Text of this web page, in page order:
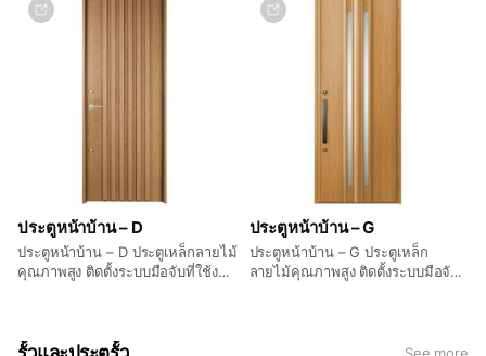
และผู้มาเยี่ยมเยือน
ประตูหน้าบ้าน – D
ประตูหน้าบ้าน – D ประตูเหล็กลายไม้
คุณภาพสูง ติดตั้งระบบมือจับที่ใช้งาน
ประตูหน้าบ้าน – G
ประตูหน้าบ้าน – G ประตูเหล็ก
ลายไม้คุณภาพสูง ติดตั้งระบบมือจับ